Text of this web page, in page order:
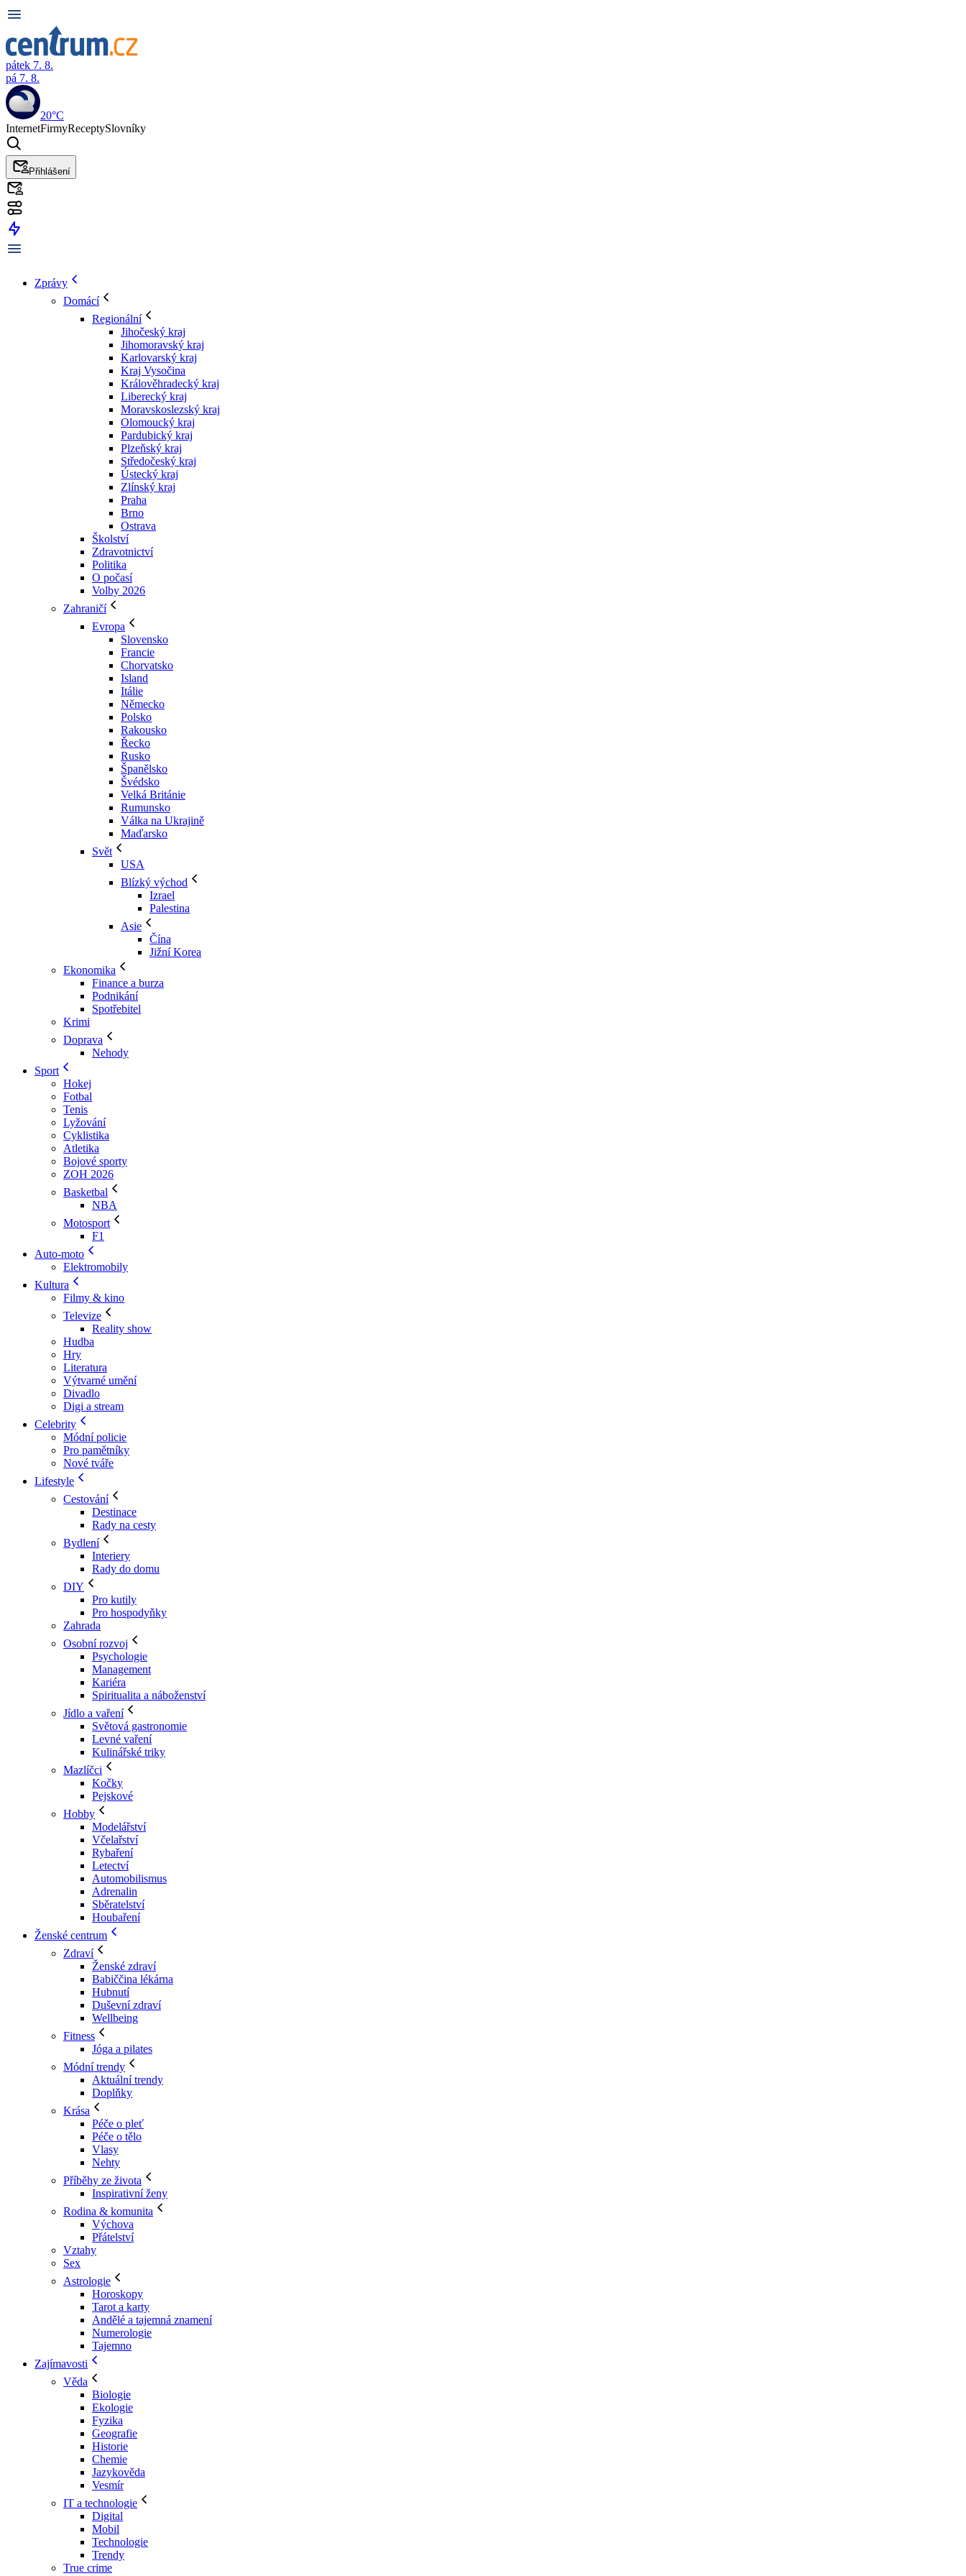
pátek 7. 8.
pá 7. 8.
20°C
InternetFirmyReceptySlovníky
Přihlášení
Zprávy
Domácí
Regionální
Jihočeský kraj
Jihomoravský kraj
Karlovarský kraj
Kraj Vysočina
Králověhradecký kraj
Liberecký kraj
Moravskoslezský kraj
Olomoucký kraj
Pardubický kraj
Plzeňský kraj
Středočeský kraj
Ústecký kraj
Zlínský kraj
Praha
Brno
Ostrava
Školství
Zdravotnictví
Politika
O počasí
Volby 2026
Zahraničí
Evropa
Slovensko
Francie
Chorvatsko
Island
Itálie
Německo
Polsko
Rakousko
Řecko
Rusko
Španělsko
Švédsko
Velká Británie
Rumunsko
Válka na Ukrajině
Maďarsko
Svět
USA
Blízký východ
Izrael
Palestina
Asie
Čína
Jižní Korea
Ekonomika
Finance a burza
Podnikání
Spotřebitel
Krimi
Doprava
Nehody
Sport
Hokej
Fotbal
Tenis
Lyžování
Cyklistika
Atletika
Bojové sporty
ZOH 2026
Basketbal
NBA
Motosport
F1
Auto-moto
Elektromobily
Kultura
Filmy & kino
Televize
Reality show
Hudba
Hry
Literatura
Výtvarné umění
Divadlo
Digi a stream
Celebrity
Módní policie
Pro pamětníky
Nové tváře
Lifestyle
Cestování
Destinace
Rady na cesty
Bydlení
Interiery
Rady do domu
DIY
Pro kutily
Pro hospodyňky
Zahrada
Osobní rozvoj
Psychologie
Management
Kariéra
Spiritualita a náboženství
Jídlo a vaření
Světová gastronomie
Levné vaření
Kulinářské triky
Mazlíčci
Kočky
Pejskové
Hobby
Modelářství
Včelařství
Rybaření
Letectví
Automobilismus
Adrenalin
Sběratelství
Houbaření
Ženské centrum
Zdraví
Ženské zdraví
Babiččina lékárna
Hubnutí
Duševní zdraví
Wellbeing
Fitness
Jóga a pilates
Módní trendy
Aktuální trendy
Doplňky
Krása
Péče o pleť
Péče o tělo
Vlasy
Nehty
Příběhy ze života
Inspirativní ženy
Rodina & komunita
Výchova
Přátelství
Vztahy
Sex
Astrologie
Horoskopy
Tarot a karty
Andělé a tajemná znamení
Numerologie
Tajemno
Zajímavosti
Věda
Biologie
Ekologie
Fyzika
Geografie
Historie
Chemie
Jazykověda
Vesmír
IT a technologie
Digital
Mobil
Technologie
Trendy
True crime